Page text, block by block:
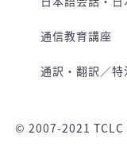
通信教育講座
通訳・翻訳／
© 2007-2021